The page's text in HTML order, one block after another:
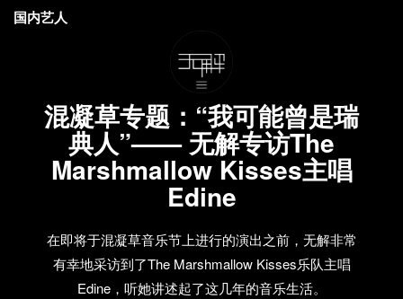
混凝草专题：“我可能曾是瑞
典人”—— 无解专访The
Marshmallow Kisses主唱
Edine
在即将于混凝草音乐节上进行的演出之前，无解非常
有幸地采访到了The Marshmallow Kisses乐队主唱
Edine，听她讲述起了这几年的音乐生活。
国内艺人